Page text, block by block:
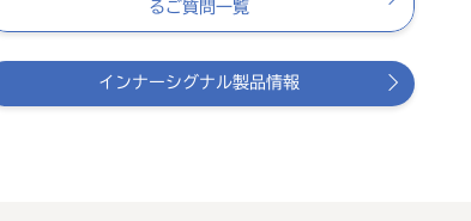
るご質問一覧
インナーシグナル製品情報